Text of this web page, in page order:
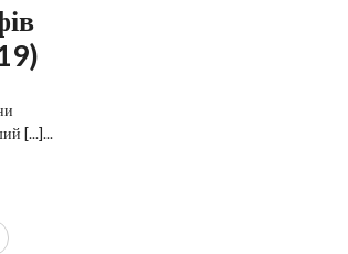
[...]...